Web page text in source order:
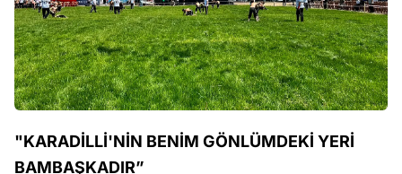
"KARADİLLİ'NİN BENİM GÖNLÜMDEKİ YERİ
BAMBAŞKADIR”